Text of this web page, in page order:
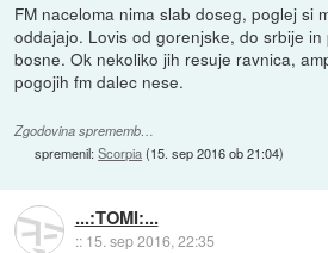
FM naceloma nima slab doseg, poglej si
oddajajo. Lovis od gorenjske, do srbije
bosne. Ok nekoliko jih resuje ravnica,
pogojih fm dalec nese.
Zgodovina sprememb…
spremenil:Scorpia(15. sep 2016 ob 21:04)
...:TOMI:...
:: 15. sep 2016, 22:35